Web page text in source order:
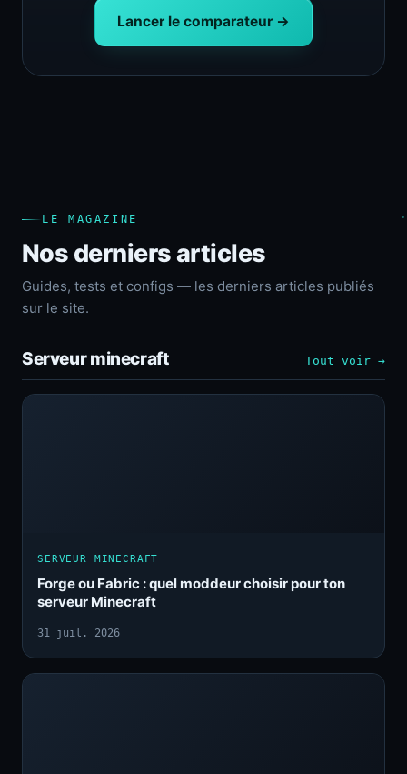
Lancer le comparateur →
LE MAGAZINE
Nos derniers articles
Guides, tests et configs — les derniers articles publiés
sur le site.
Serveur minecraft Tout voir →
SERVEUR MINECRAFT
Forge ou Fabric : quel moddeur choisir pour ton
serveur Minecraft
31 juil. 2026